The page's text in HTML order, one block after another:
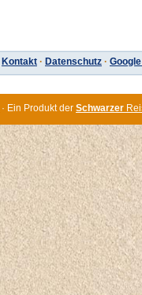
Kontakt · Datenschutz ·
· Ein Produkt der Schwarzer